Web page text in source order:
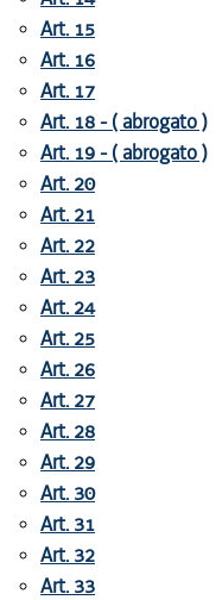
Art. 15
Art. 16
Art. 17
Art. 18 - ( abrogato )
Art. 19 - ( abrogato )
Art. 20
Art. 21
Art. 22
Art. 23
Art. 24
Art. 25
Art. 26
Art. 27
Art. 28
Art. 29
Art. 30
Art. 31
Art. 32
Art. 33